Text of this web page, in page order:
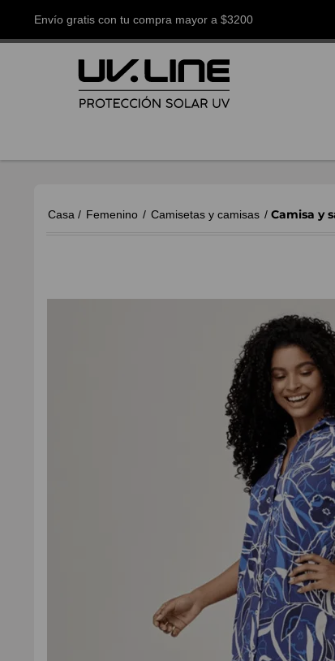
Envío gratis con tu compra mayor a $3200
Casa / Femenino / Camisetas y camisas / Camisa y